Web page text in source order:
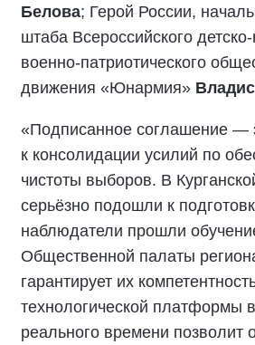
Белова; Герой России,
штаба Всероссийского
военно-патриотического
движения «Юнармия»
«Подписанное соглашение —
к консолидации усилий по
чистоты выборов. В
серьёзно подошли к
наблюдатели прошли
Общественной палаты
гарантирует их
технологической платформы
реального времени позволит